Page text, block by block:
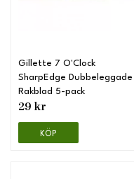
Gillette 7 O'Clock
SharpEdge Dubbeleggade
Rakblad 5-pack
29 kr
KÖP